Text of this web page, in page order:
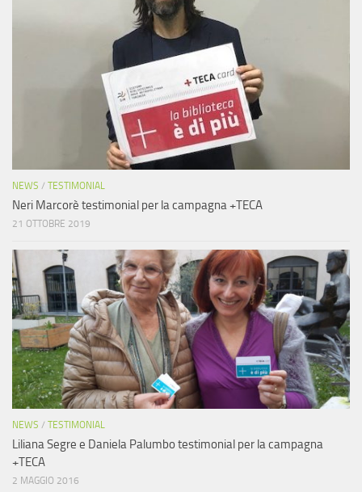
NEWS / TESTIMONIAL
Neri Marcorè testimonial per la campagna +TECA
21 OTTOBRE 2019
NEWS / TESTIMONIAL
Liliana Segre e Daniela Palumbo testimonial per la campagna
+TECA
2 MAGGIO 2016